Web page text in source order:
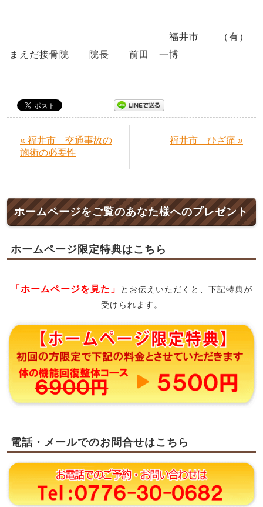
福井市 （有）
まえだ接骨院 院長 前田 一博
« 福井市 交通事故の
施術の必要性
福井市 ひざ痛 »
ホームページをご覧のあなた様へのプレゼント
ホームページ限定特典はこちら
「ホームページを見た」
とお伝えいただくと、下記特典が
受けられます。
電話・メールでのお問合せはこちら